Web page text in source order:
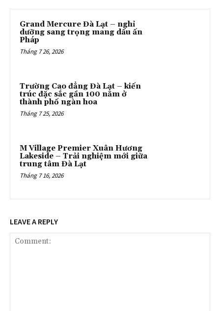
Grand Mercure Đà Lạt – nghỉ
dưỡng sang trọng mang dấu ấn
Pháp
Tháng 7 26, 2026
Trường Cao đẳng Đà Lạt – kiến
trúc đặc sắc gần 100 năm ở
thành phố ngàn hoa
Tháng 7 25, 2026
M Village Premier Xuân Hương
Lakeside – Trải nghiệm mới giữa
trung tâm Đà Lạt
Tháng 7 16, 2026
LEAVE A REPLY